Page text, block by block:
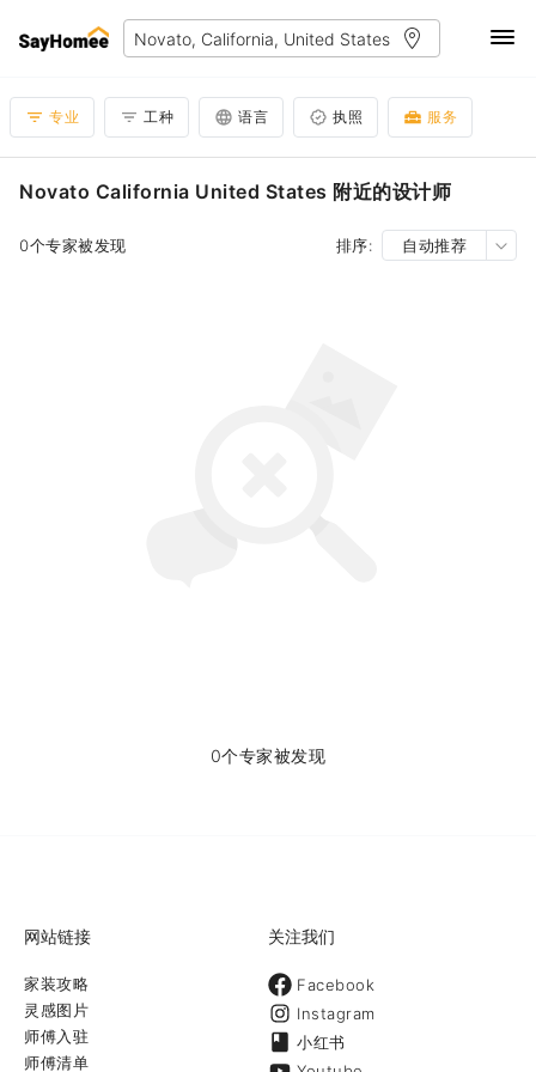
专业 工种 语言 执照 服务
Novato California United States 附近的设计师
0个专家被发现 排序: 自动推荐
0个专家被发现
网站链接
家装攻略
灵感图片
师傅入驻
师傅清单
关注我们
Facebook
Instagram
小红书